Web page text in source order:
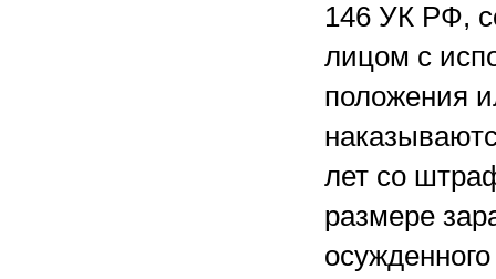
146 УК РФ,
лицом с
положения
лет со
размере